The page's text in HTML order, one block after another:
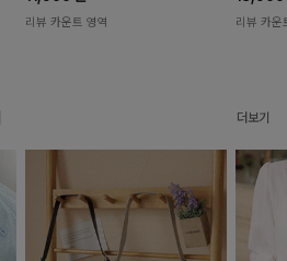
리뷰 카운트 영역 리뷰 카운
더보기